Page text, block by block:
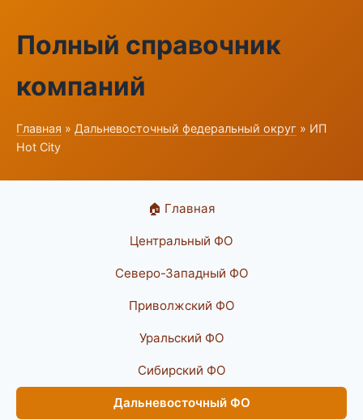
Полный справочник
компаний
Главная » Дальневосточный федеральный округ » ИП
Hot City
🏠 Главная
Центральный ФО
Северо-Западный ФО
Приволжский ФО
Уральский ФО
Сибирский ФО
Дальневосточный ФО